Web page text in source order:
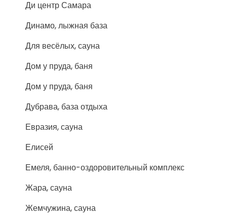
Ди центр Самара
Динамо, лыжная база
Для весёлых, сауна
Дом у пруда, баня
Дом у пруда, баня
Дубрава, база отдыха
Евразия, сауна
Елисей
Емеля, банно-оздоровительный комплекс
Жара, сауна
Жемчужина, сауна